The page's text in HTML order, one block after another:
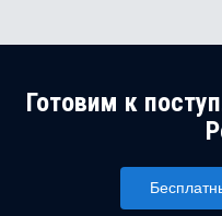
Готовим к